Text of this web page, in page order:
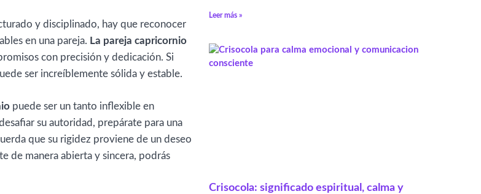
y disciplinado, hay que reconocer
en una pareja. La pareja capricornio
con precisión y dedicación. Si
ser increíblemente sólida y estable.
puede ser un tanto inflexible en
su autoridad, prepárate para una
que su rigidez proviene de un deseo
de manera abierta y sincera, podrás
Leer más »
Crisocola: significado espiritual, calma y